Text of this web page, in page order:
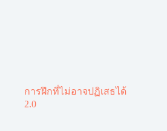
การฝึกที่ไม่อาจปฏิเสธได้
2.0